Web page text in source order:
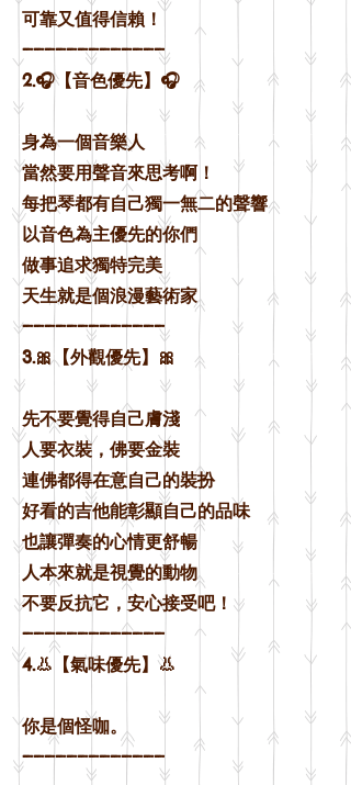
可靠又值得信賴！
—————————————
2.🎧【音色優先】🎧
身為一個音樂人
當然要用聲音來思考啊！
每把琴都有自己獨一無二的聲響
以音色為主優先的你們
做事追求獨特完美
天生就是個浪漫藝術家
—————————————
3.🎀【外觀優先】🎀
先不要覺得自己膚淺
人要衣裝，佛要金裝
連佛都得在意自己的裝扮
好看的吉他能彰顯自己的品味
也讓彈奏的心情更舒暢
人本來就是視覺的動物
不要反抗它，安心接受吧！
—————————————
4.👃【氣味優先】👃
你是個怪咖。
—————————————